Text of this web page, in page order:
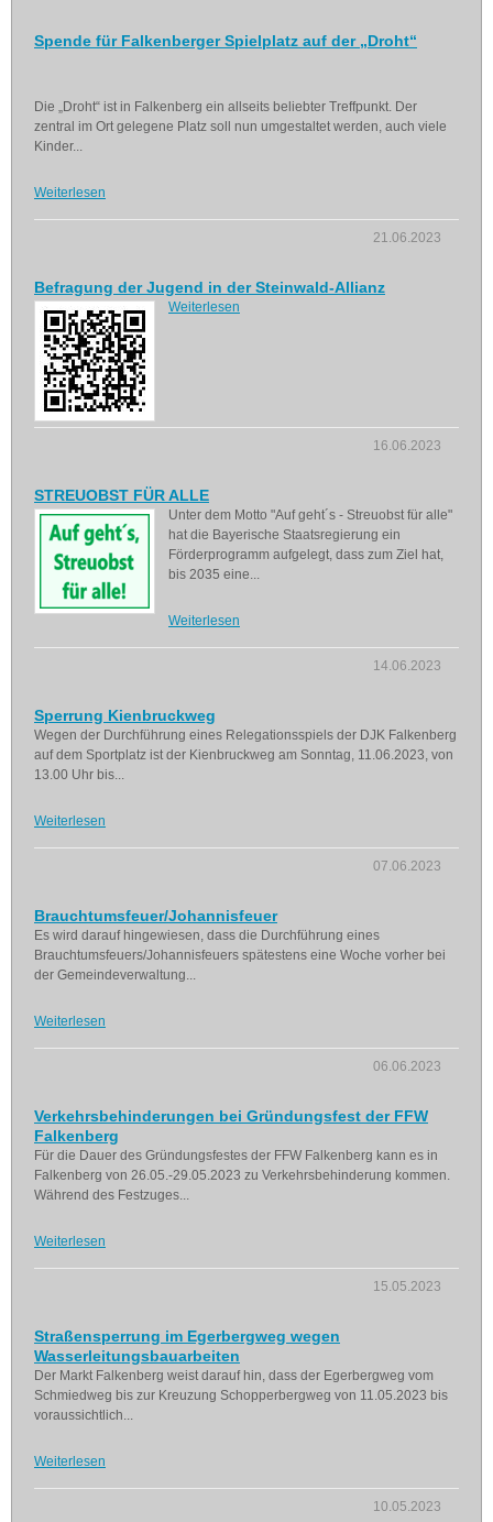
Spende für Falkenberger Spielplatz auf der „Droht“
Die „Droht“ ist in Falkenberg ein allseits beliebter Treffpunkt. Der
zentral im Ort gelegene Platz soll nun umgestaltet werden, auch viele
Kinder...
Weiterlesen
21.06.2023
Befragung der Jugend in der Steinwald-Allianz
Weiterlesen
16.06.2023
STREUOBST FÜR ALLE
Unter dem Motto "Auf geht´s - Streuobst für alle"
hat die Bayerische Staatsregierung ein
Förderprogramm aufgelegt, dass zum Ziel hat,
bis 2035 eine...
Weiterlesen
14.06.2023
Sperrung Kienbruckweg
Wegen der Durchführung eines Relegationsspiels der DJK Falkenberg
auf dem Sportplatz ist der Kienbruckweg am Sonntag, 11.06.2023, von
13.00 Uhr bis...
Weiterlesen
07.06.2023
Brauchtumsfeuer/Johannisfeuer
Es wird darauf hingewiesen, dass die Durchführung eines
Brauchtumsfeuers/Johannisfeuers spätestens eine Woche vorher bei
der Gemeindeverwaltung...
Weiterlesen
06.06.2023
Verkehrsbehinderungen bei Gründungsfest der FFW
Falkenberg
Für die Dauer des Gründungsfestes der FFW Falkenberg kann es in
Falkenberg von 26.05.-29.05.2023 zu Verkehrsbehinderung kommen.
Während des Festzuges...
Weiterlesen
15.05.2023
Straßensperrung im Egerbergweg wegen
Wasserleitungsbauarbeiten
Der Markt Falkenberg weist darauf hin, dass der Egerbergweg vom
Schmiedweg bis zur Kreuzung Schopperbergweg von 11.05.2023 bis
voraussichtlich...
Weiterlesen
10.05.2023